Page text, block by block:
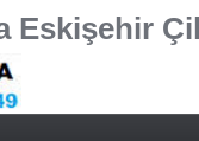
Eskişehir